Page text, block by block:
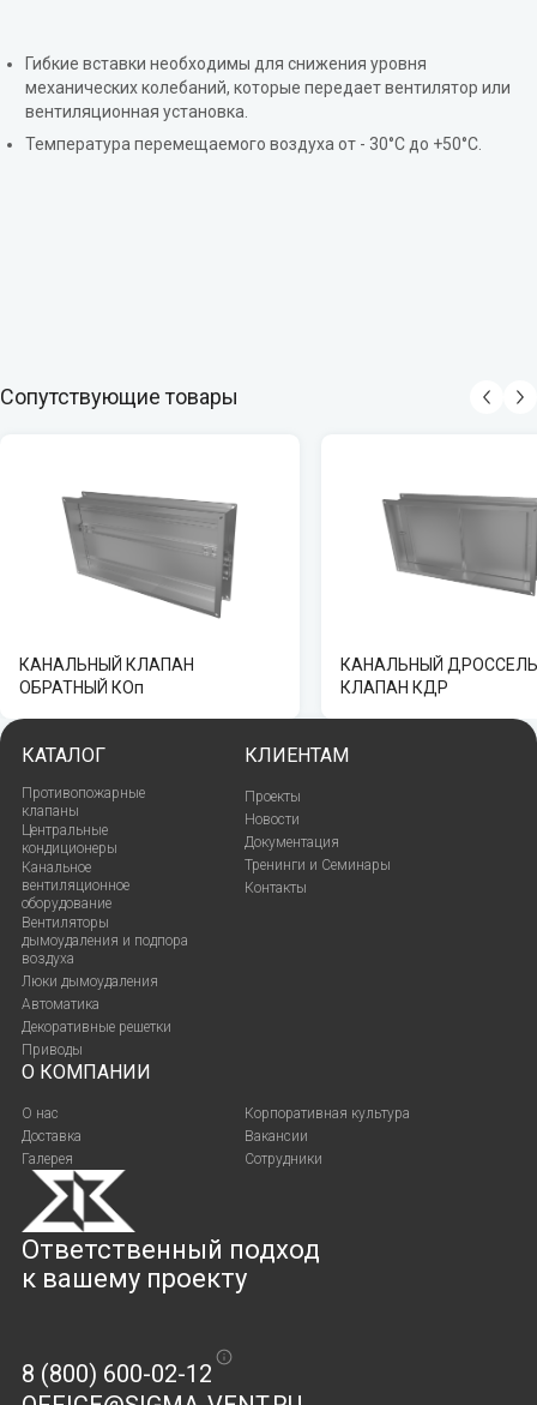
Гибкие вставки необходимы для снижения уровня
механических колебаний, которые передает вентилятор или
вентиляционная установка.
Температура перемещаемого воздуха от - 30°С до +50°С.
Сопутствующие товары
КАНАЛЬНЫЙ КЛАПАН
ОБРАТНЫЙ КОп
КАНАЛЬНЫЙ
КЛАПАН КДР
КАТАЛОГ
Противопожарные
клапаны
Центральные
кондиционеры
Канальное
вентиляционное
оборудование
Вентиляторы
дымоудаления и подпора
воздуха
Люки дымоудаления
Автоматика
Декоративные решетки
Приводы
КЛИЕНТАМ
Проекты
Новости
Документация
Тренинги и Семинары
Контакты
О КОМПАНИИ
О нас
Доставка
Галерея
Корпоративная культура
Вакансии
Сотрудники
Ответственный подход
к вашему проекту
8 (800) 600-02-12